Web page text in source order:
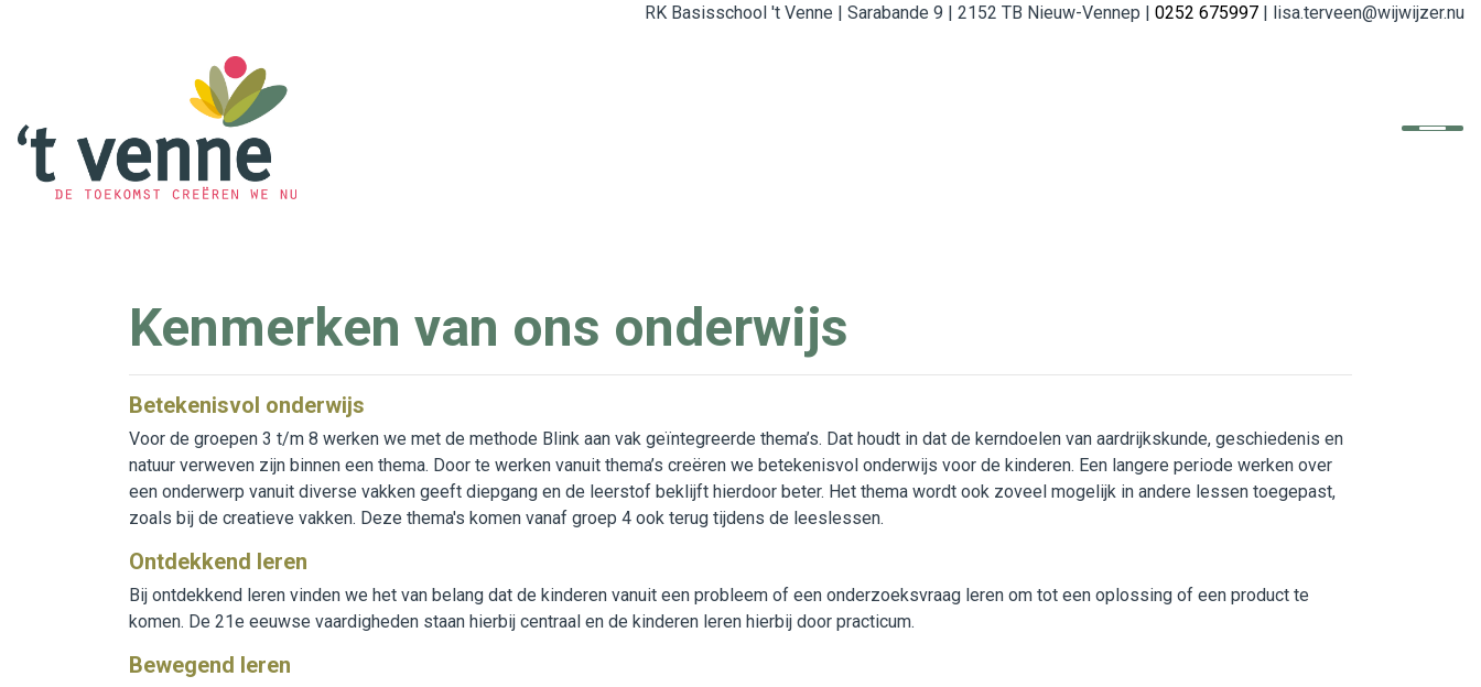
RK Basisschool 't Venne | Sarabande 9 | 2152 TB Nieuw-Vennep | 0252 675997 | lisa.terveen@wijwijzer.nu
Beleid en Formulieren
Werken bij WijWijzer
Kenmerken van ons onderwijs
Betekenisvol onderwijs
Voor de groepen 3 t/m 8 werken we met de methode Blink aan vak geïntegreerde thema’s. Dat houdt in dat de kerndoelen van aardrijkskunde, geschiedenis en
natuur verweven zijn binnen een thema. Door te werken vanuit thema’s creëren we betekenisvol onderwijs voor de kinderen. Een langere periode werken over
een onderwerp vanuit diverse vakken geeft diepgang en de leerstof beklijft hierdoor beter. Het thema wordt ook zoveel mogelijk in andere lessen toegepast,
zoals bij de creatieve vakken. Deze thema's komen vanaf groep 4 ook terug tijdens de leeslessen.
Ontdekkend leren
Bij ontdekkend leren vinden we het van belang dat de kinderen vanuit een probleem of een onderzoeksvraag leren om tot een oplossing of een product te
komen. De 21e eeuwse vaardigheden staan hierbij centraal en de kinderen leren hierbij door practicum.
Bewegend leren